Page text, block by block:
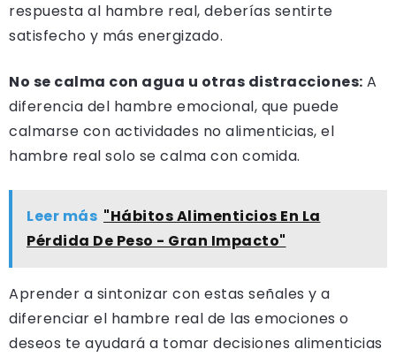
respuesta al hambre real, deberías sentirte
satisfecho y más energizado.
No se calma con agua u otras distracciones: A
diferencia del hambre emocional, que puede
calmarse con actividades no alimenticias, el
hambre real solo se calma con comida.
Leer más "Hábitos Alimenticios En La
Pérdida De Peso - Gran Impacto"
Aprender a sintonizar con estas señales y a
diferenciar el hambre real de las emociones o
deseos te ayudará a tomar decisiones alimenticias